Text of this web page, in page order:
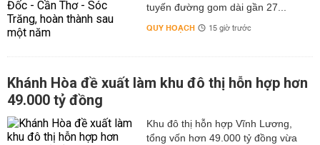
tuyến đường gom dài gần 27...
QUY HOẠCH 15 giờ trước
Khánh Hòa đề xuất làm khu đô thị hỗn hợp hơn
49.000 tỷ đồng
Khu đô thị hỗn hợp Vĩnh Lương,
tổng vốn hơn 49.000 tỷ đồng vừa